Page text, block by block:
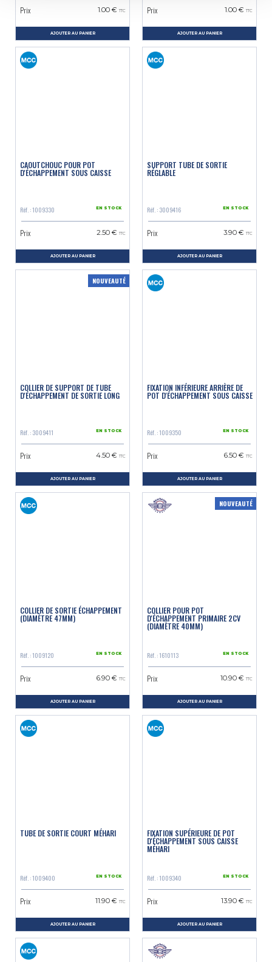
Prix 1.00 €TTC
AJOUTER AU PANIER
Prix 1.00 € TTC
AJOUTER AU PANIER
CAOUTCHOUC POUR POT
D'ÉCHAPPEMENT SOUS CAISSE
Réf. : 1009330 EN STOCK
Prix 2.50 € TTC
AJOUTER AU PANIER
SUPPORT TUBE DE SORTIE
RÉGLABLE
Réf. : 3009416 EN STOCK
Prix 3.90 € TTC
AJOUTER AU PANIER
NOUVEAUTÉ
COLLIER DE SUPPORT DE TUBE
D'ÉCHAPPEMENT DE SORTIE LONG
Réf. : 3009411 EN STOCK
Prix 4.50 € TTC
AJOUTER AU PANIER
FIXATION INFÉRIEURE ARRIÈRE DE
POT D'ÉCHAPPEMENT SOUS CAISSE
Réf. : 1009350 EN STOCK
Prix 6.50 € TTC
AJOUTER AU PANIER
COLLIER DE SORTIE ÉCHAPPEMENT
(DIAMÈTRE 47MM)
Réf. : 1009120 EN STOCK
Prix 6.90 € TTC
AJOUTER AU PANIER
NOUVEAUTÉ
COLLIER POUR POT
D'ÉCHAPPEMENT PRIMAIRE 2CV
(DIAMÈTRE 40MM)
Réf. : 1610113 EN STOCK
Prix 10.90 € TTC
AJOUTER AU PANIER
TUBE DE SORTIE COURT MÉHARI
Réf. : 1009400 EN STOCK
Prix 11.90 € TTC
AJOUTER AU PANIER
FIXATION SUPÉRIEURE DE POT
D'ÉCHAPPEMENT SOUS CAISSE
MÉHARI
Réf. : 1009340 EN STOCK
Prix 13.90 € TTC
AJOUTER AU PANIER